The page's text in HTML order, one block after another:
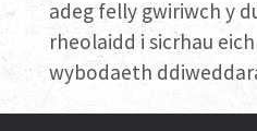
adeg felly gwiriwch y
rheolaidd i sicrhau
wybodaeth